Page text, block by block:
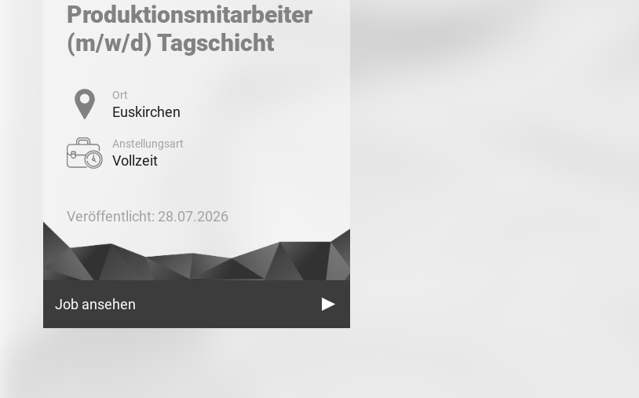
Produktionsmitarbeiter
(m/w/d) Tagschicht
Ort
Euskirchen
Anstellungsart
Vollzeit
Veröffentlicht: 28.07.2026
Job ansehen